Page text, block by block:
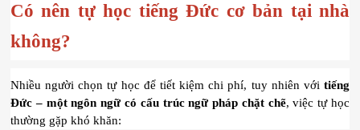
Có nên tự học tiếng Đức cơ bản tại nhà
không?
Nhiều người chọn tự học để tiết kiệm chi phí, tuy nhiên với tiếng
Đức – một ngôn ngữ có cấu trúc ngữ pháp chặt chẽ, việc tự học
thường gặp khó khăn: